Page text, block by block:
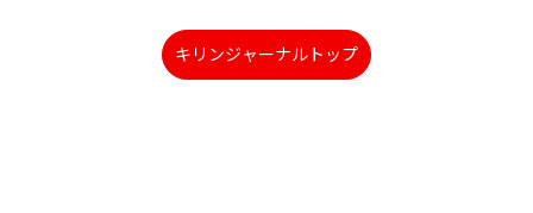
ウ
で
ド
キリンジャーナルトップ